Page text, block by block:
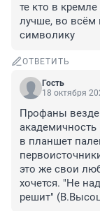
те кто в
лучше, во всём
символику
ОТВЕТИТЬ
Гость
18 октября
Профаны везде
в планшет
это же свои
хочется. "Не
решит"